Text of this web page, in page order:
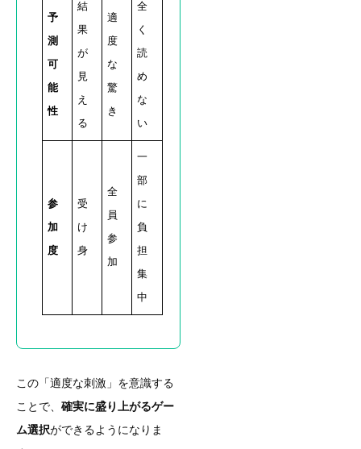
予
測
可
能
性
結
果
が
見
え
る
適
度
な
驚
き
全
く
読
め
な
い
参
加
度
受
け
身
全
員
参
加
一
部
に
負
担
集
中
この「適度な刺激」を意識する
ことで、 確実に盛り上がるゲー
ム選択ができるようになりま